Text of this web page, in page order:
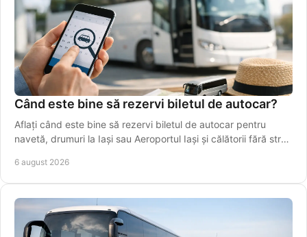
Când este bine să rezervi biletul de autocar?
Aflați când este bine să rezervi biletul de autocar pentru
navetă, drumuri la Iași sau Aeroportul Iași și călătorii fără stres
6 august 2026